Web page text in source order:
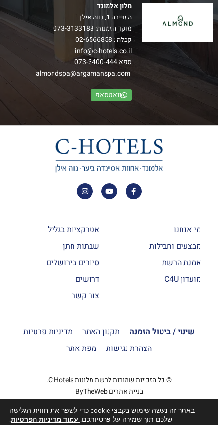
הזמנה
מלון אלמונד
השיירה 1, נווה אילן
מוקד הזמנות: 073-3133183
קבלה : 02-6566858
info@c-hotels.co.il
ספא073-3400-444
almondspa@argamanspa.com
וואטסאפ
מי אנחנו
מבצעים וחבילות
אמנת הרשת
מועדון C4U
אטרקציות בגליל
שבתות חתן
סיורים בירושלים
דרושים
צור קשר
שינוי / ביטול הזמנה תקנון האתר
מדיניות פרטיות
הצהרת נגישות
מפת אתר
© כל הזכויות שמורות לרשת מלונות C Hotels.
בניית אתרים ByTheWeb
באתר זה נעשה שימוש בקבצי cookie כדי לשפר את חווית הגלישה
שלכם תוך שמירה על פרטיותכם. עמוד מדיניות הפרטיות.